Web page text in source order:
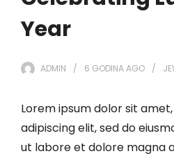
Year
ADMIN 6 GODINAAGO
Lorem ipsum dolor sit
adipiscing elit, sed do
ut labore et dolore magna